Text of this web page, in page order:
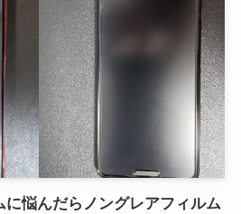
に悩んだらノングレアフィルム